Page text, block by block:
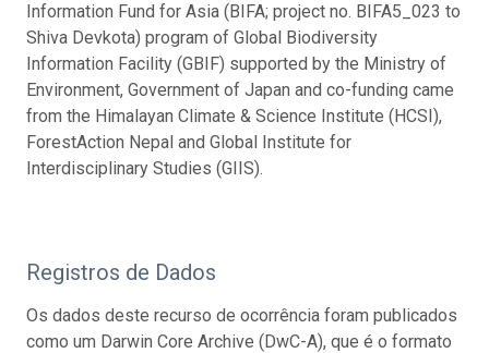
Information Fund for Asia (BIFA; project no. BIFA5_023 to
Shiva Devkota) program of Global Biodiversity
Information Facility (GBIF) supported by the Ministry of
Environment, Government of Japan and co-funding came
from the Himalayan Climate & Science Institute (HCSI),
ForestAction Nepal and Global Institute for
Interdisciplinary Studies (GIIS).
Registros de Dados
Os dados deste recurso de ocorrência foram publicados
como um Darwin Core Archive (DwC-A), que é o formato